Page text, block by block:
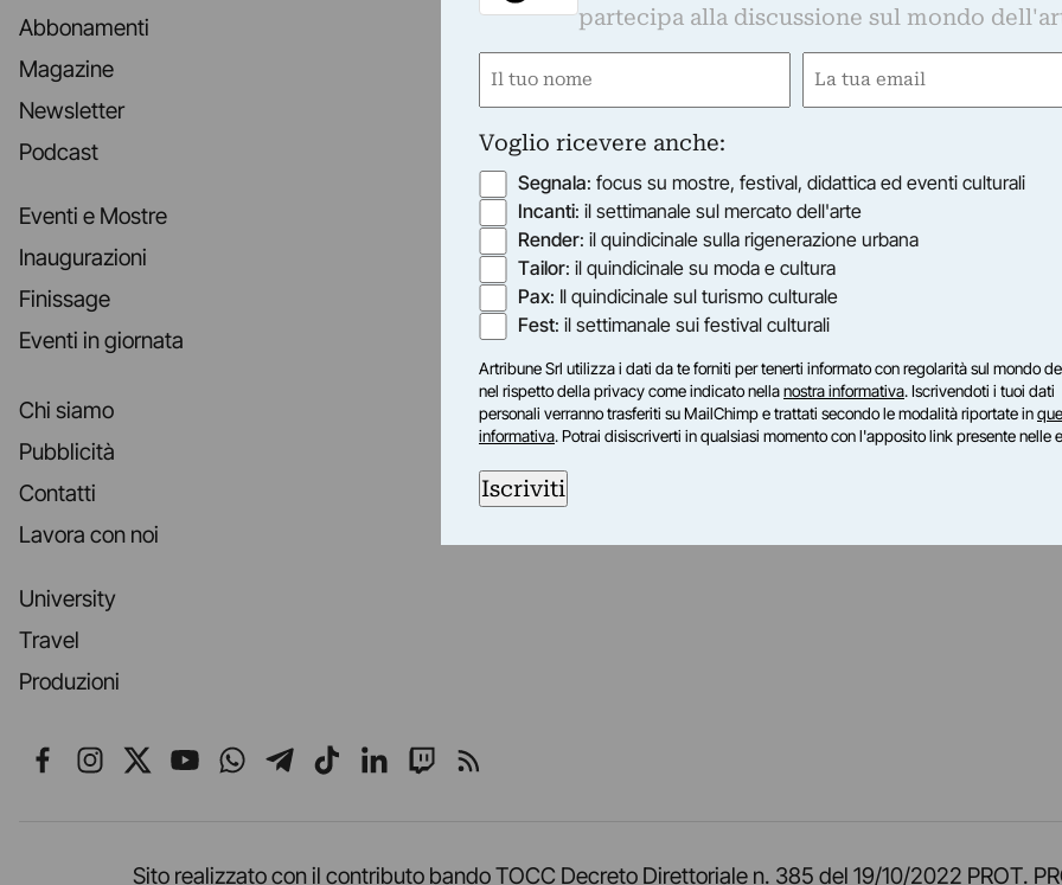
Abbonamenti
Magazine
Newsletter
Podcast
Eventi e Mostre
Inaugurazioni
Finissage
Eventi in giornata
Chi siamo
Pubblicità
Contatti
Lavora con noi
University
Travel
Produzioni
Seguici su Facebook
Seguici su Instagram
Seguici su X
Seguici su YouTube
Seguici su WhatsApp
Seguici su Telegram
Seguici su TikTok
Seguici su LinkedIn
Seguici su Twitch
Seguici su Rss
Sito realizzato con il contributo bando TOCC Decreto Direttoriale n. 385 del 19/10/2022 PROT.
partecipa alla discussione sul mondo
Nome
Email
Voglio ricevere anche:
Segnala: focus su mostre, festival, didattica ed eventi culturali
Incanti: il settimanale sul mercato dell'arte
Render: il quindicinale sulla rigenerazione urbana
Tailor: il quindicinale su moda e cultura
Pax: Il quindicinale sul turismo culturale
Fest: il settimanale sui festival culturali
Artribune Srl utilizza i dati da te forniti per tenerti informato con regolarità sul mondo
nel rispetto della privacy come indicato nellanostra informativa. Iscrivendoti i tuoi dati
personali verranno trasferiti su MailChimp e trattati secondo le modalità riportate in
informativa. Potrai disiscriverti in qualsiasi momento con l'apposito link presente nelle
Iscriviti